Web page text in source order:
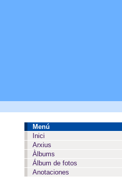
Menú
Inici
Arxius
Àlbums
Álbum de fotos
Anotaciones